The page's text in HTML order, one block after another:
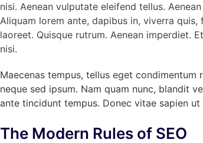
nisi. Aenean vulputate eleifend tellus.
Aliquam lorem ante, dapibus in, viverra
laoreet. Quisque rutrum. Aenean imperdiet.
nisi.
Maecenas tempus, tellus eget
neque sed ipsum. Nam quam nunc, blandit
ante tincidunt tempus. Donec vitae sapien
The Modern Rules of SEO